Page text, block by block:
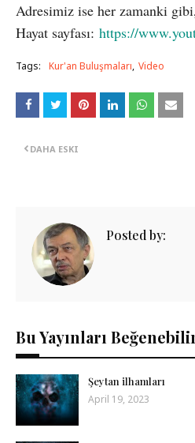
Adresimiz ise her zamanki
Hayat sayfası: https://
Tags: Kur'an Buluşmaları Video
DAHA ESKI
Posted by:
Bu Yayınları
Şeytan ilhamları
April 19, 2023